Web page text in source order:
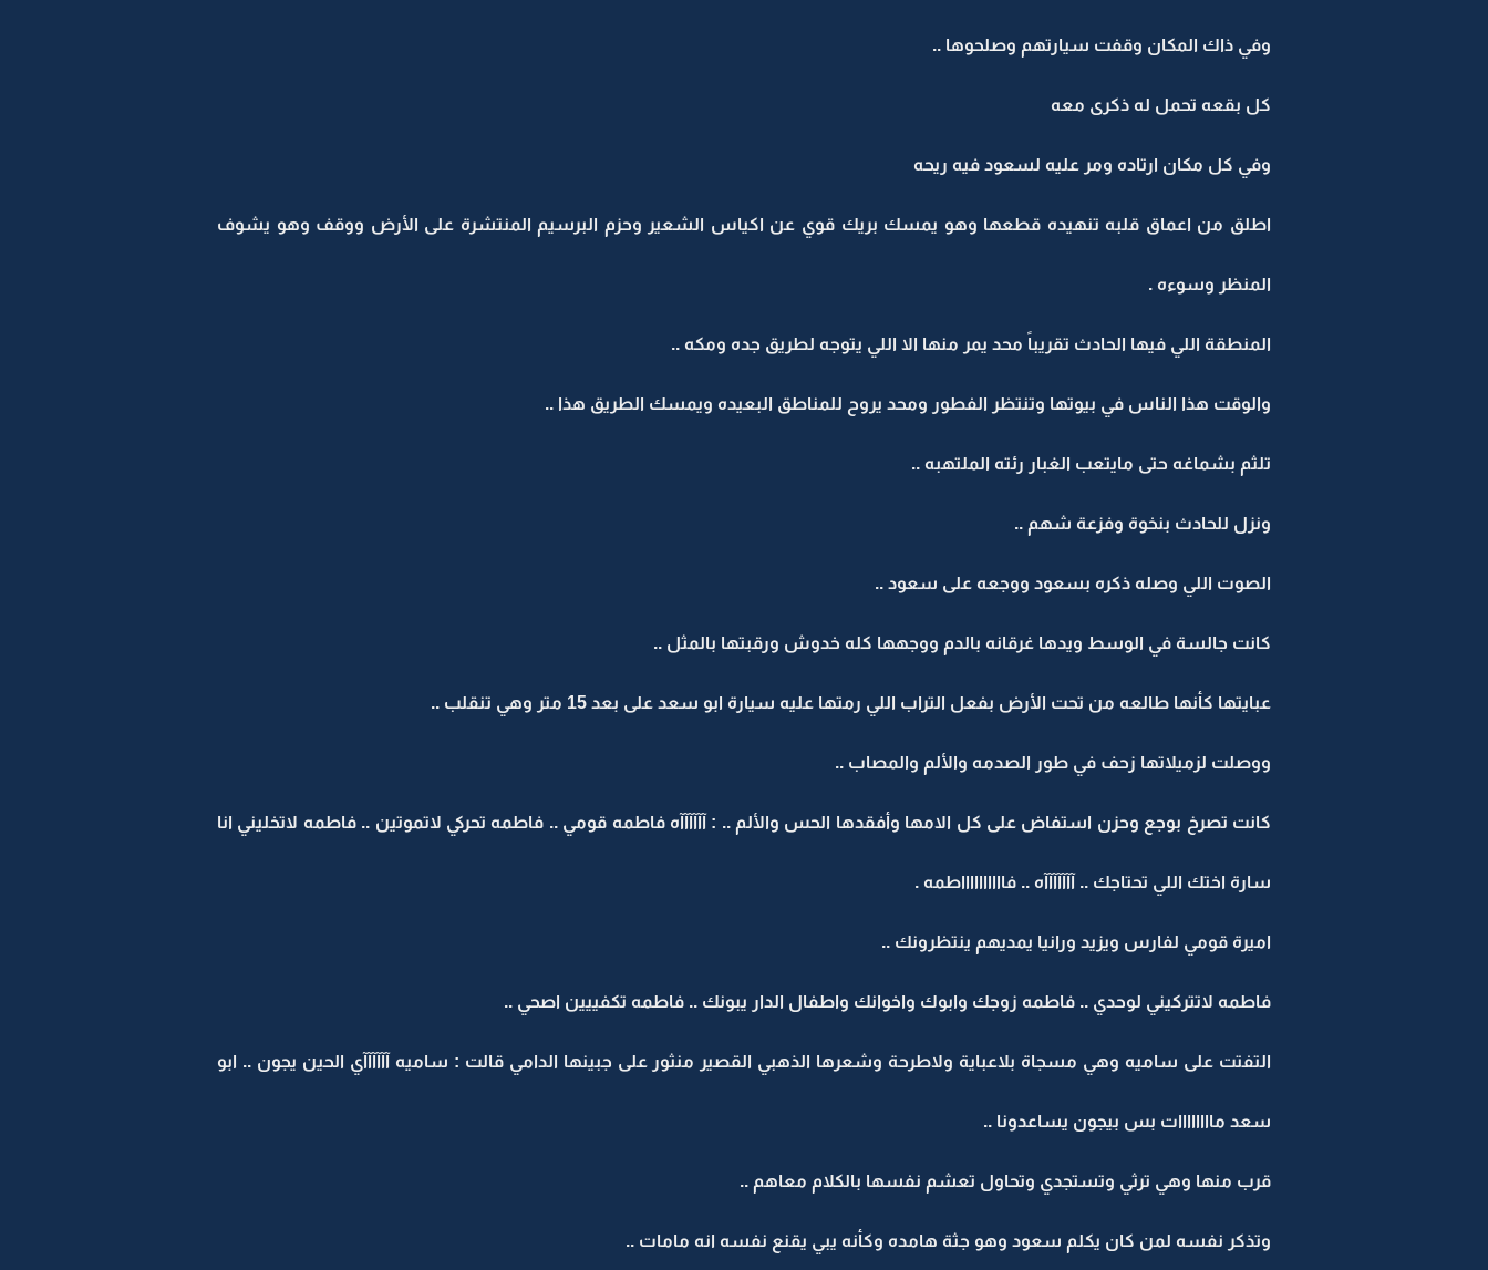
وفي ذاك المكان وقفت سيارتهم وصلحوها ..
كل بقعه تحمل له ذكرى معه
وفي كل مكان ارتاده ومر عليه لسعود فيه ريحه
اطلق من اعماق قلبه تنهيده قطعها وهو يمسك بريك قوي عن اكياس الشعير وحزم البرسيم المنتشرة على الأرض ووقف وهو يشوف
المنظر وسوءه .
المنطقة اللي فيها الحادث تقريباً محد يمر منها الا اللي يتوجه لطريق جده ومكه ..
والوقت هذا الناس في بيوتها وتنتظر الفطور ومحد يروح للمناطق البعيده ويمسك الطريق هذا ..
تلثم بشماغه حتى مايتعب الغبار رئته الملتهبه ..
ونزل للحادث بنخوة وفزعة شهم ..
الصوت اللي وصله ذكره بسعود ووجعه على سعود ..
كانت جالسة في الوسط ويدها غرقانه بالدم ووجهها كله خدوش ورقبتها بالمثل ..
عبايتها كأنها طالعه من تحت الأرض بفعل التراب اللي رمتها عليه سيارة ابو سعد على بعد 15 متر وهي تنقلب ..
ووصلت لزميلاتها زحف في طور الصدمه والألم والمصاب ..
كانت تصرخ بوجع وحزن استفاض على كل الامها وأفقدها الحس والألم .. : آآآآآآه فاطمه قومي .. فاطمه تحركي لاتموتين .. فاطمه لاتخليني انا
سارة اختك اللي تحتاجك .. آآآآآآآه .. فااااااااااطمه .
اميرة قومي لفارس ويزيد ورانيا يمديهم ينتظرونك ..
فاطمه لاتتركيني لوحدي .. فاطمه زوجك وابوك واخوانك واطفال الدار يبونك .. فاطمه تكفييين اصحي ..
التفتت على ساميه وهي مسجاة بلاعباية ولاطرحة وشعرها الذهبي القصير منثور على جبينها الدامي قالت : ساميه آآآآآآي الحين يجون .. ابو
سعد ماااااااات بس بيجون يساعدونا ..
قرب منها وهي ترثي وتستجدي وتحاول تعشم نفسها بالكلام معاهم ..
وتذكر نفسه لمن كان يكلم سعود وهو جثة هامده وكأنه يبي يقنع نفسه انه مامات ..